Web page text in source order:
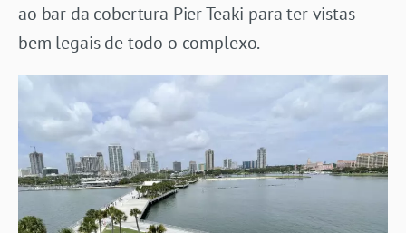
ao bar da cobertura Pier Teaki para ter vistas
bem legais de todo o complexo.